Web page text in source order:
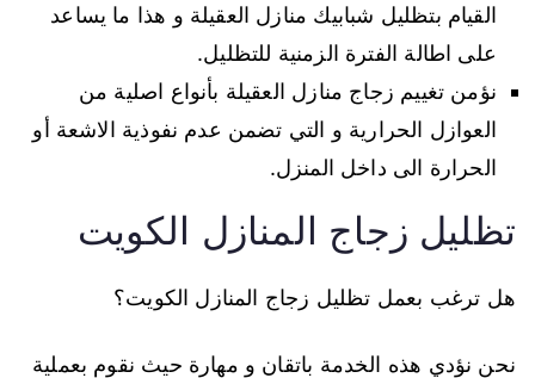
القيام بتظليل شبابيك منازل العقيلة و هذا ما يساعد
على اطالة الفترة الزمنية للتظليل.
نؤمن تغييم زجاج منازل العقيلة بأنواع اصلية من
العوازل الحرارية و التي تضمن عدم نفوذية الاشعة أو
الحرارة الى داخل المنزل.
تظليل زجاج المنازل الكويت
هل ترغب بعمل تظليل زجاج المنازل الكويت؟
نحن نؤدي هذه الخدمة باتقان و مهارة حيث نقوم بعملية